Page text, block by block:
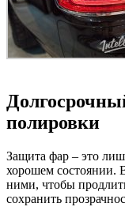
полировки
Защита фар – это
хорошем состоянии.
ними, чтобы
сохранить